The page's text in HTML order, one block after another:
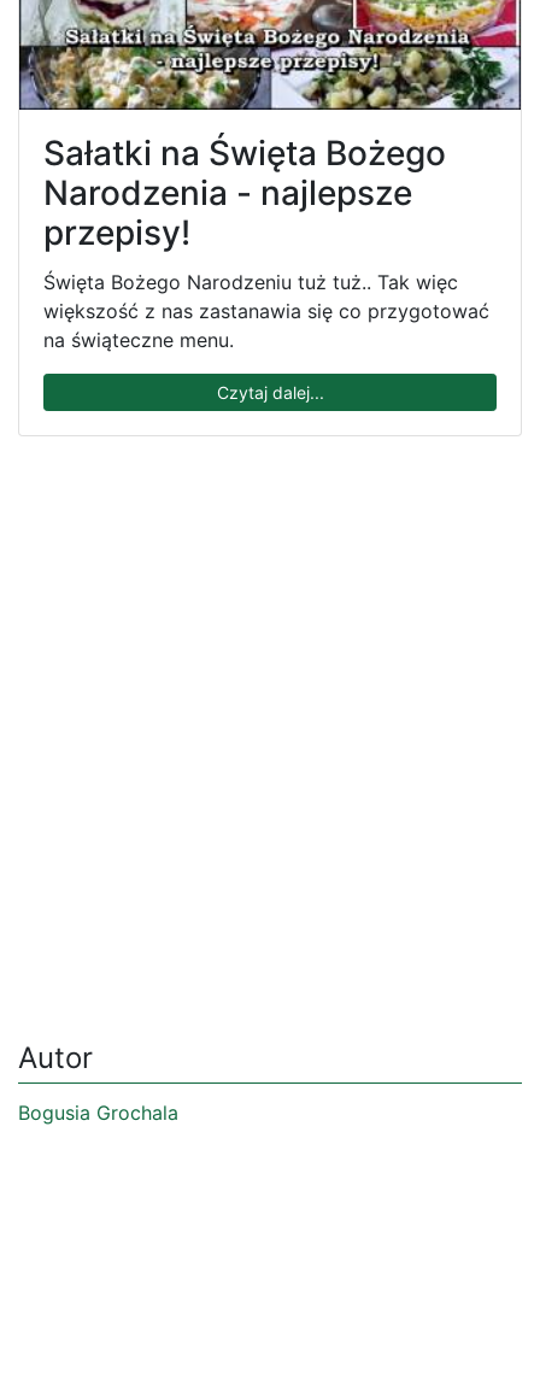
Sałatki na Święta Bożego
Narodzenia - najlepsze
przepisy!
Święta Bożego Narodzeniu tuż tuż.. Tak więc
większość z nas zastanawia się co przygotować
na świąteczne menu.
Czytaj dalej...
Autor
Bogusia Grochala